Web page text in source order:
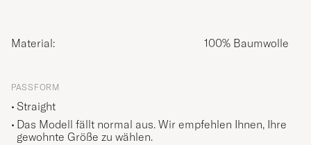
Material: 100% Baumwolle
PASSFORM
Straight
Das Modell fällt normal aus. Wir empfehlen Ihnen, Ihre
gewohnte Größe zu wählen.